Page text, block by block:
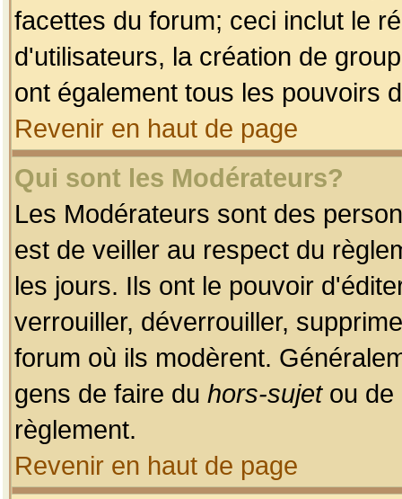
facettes du forum; ceci inclut le
d'utilisateurs, la création de
ont également tous les pouvoirs
Revenir en haut de page
Qui sont les Modérateurs?
Les Modérateurs sont des
est de veiller au respect du
les jours. Ils ont le pouvoir
verrouiller, déverrouiller,
forum où ils modèrent.
gens de faire du hors-sujetou de
règlement.
Revenir en haut de page